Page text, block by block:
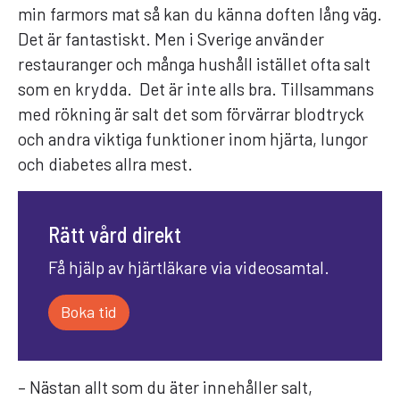
min farmors mat så kan du känna doften lång väg.
Det är fantastiskt. Men i Sverige använder
restauranger och många hushåll istället ofta salt
som en krydda. Det är inte alls bra. Tillsammans
med rökning är salt det som förvärrar blodtryck
och andra viktiga funktioner inom hjärta, lungor
och diabetes allra mest.
Rätt vård direkt
Få hjälp av hjärtläkare via videosamtal.
Boka tid
– Nästan allt som du äter innehåller salt,